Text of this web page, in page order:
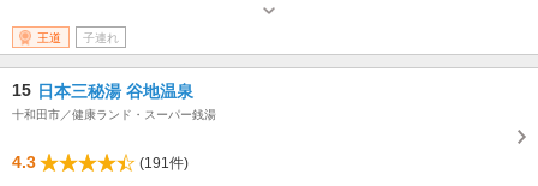
王道 子連れ
15 日本三秘湯 谷地温泉
十和田市／健康ランド・スーパー銭湯
4.3 (191件)